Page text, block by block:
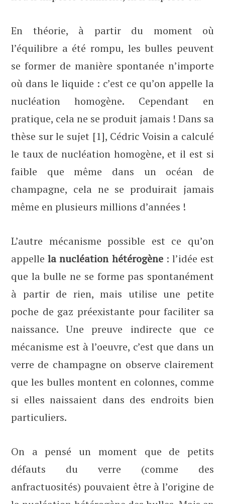
En théorie, à partir du moment où
l’équilibre a été rompu, les bulles peuvent
se former de manière spontanée n’importe
où dans le liquide : c’est ce qu’on appelle la
nucléation homogène. Cependant en
pratique, cela ne se produit jamais ! Dans sa
thèse sur le sujet [1], Cédric Voisin a calculé
le taux de nucléation homogène, et il est si
faible que même dans un océan de
champagne, cela ne se produirait jamais
même en plusieurs millions d’années !
L’autre mécanisme possible est ce qu’on
appellela nucléation hétérogène: l’idée est
que la bulle ne se forme pas spontanément
à partir de rien, mais utilise une petite
poche de gaz préexistante pour faciliter sa
naissance. Une preuve indirecte que ce
mécanisme est à l’oeuvre, c’est que dans un
verre de champagne on observe clairement
que les bulles montent en colonnes, comme
si elles naissaient dans des endroits bien
particuliers.
On a pensé un moment que de petits
défauts du verre (comme des
anfractuosités) pouvaient être à l’origine de